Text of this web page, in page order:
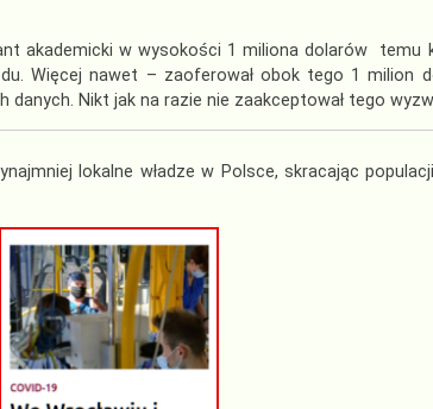
akademicki w wysokości 1 miliona dolarów temu
Więcej nawet – zaoferował obok tego 1 milion
Nikt jak na razie nie zaakceptował tego
lokalne władze w Polsce, skracając